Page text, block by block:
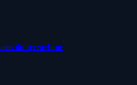
du terrorisme